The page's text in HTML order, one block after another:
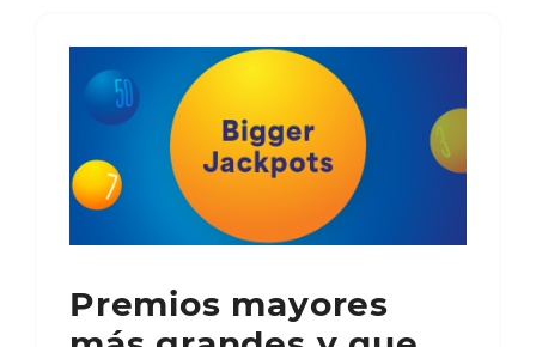
Premios mayores